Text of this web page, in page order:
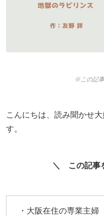
※この記
こんにちは、読み聞かせ
す。
＼ この記事
・大阪在住の専業主婦